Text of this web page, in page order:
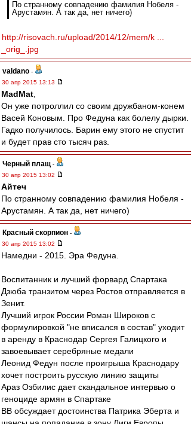
По странному совпадению фамилия Нобеля -
Арустамян. А так да, нет ничего)
http://risovach.ru/upload/2014/12/mem/k ...
_orig_.jpg
valdano -
30 апр 2015 13:13
MadMat
Он уже потроллил со своим дружбаном-конем
Васей Коновым. Про Федуна как болелу дырки.
Гадко получилось. Барин ему этого не спустит
и будет прав сто тысяч раз.
Черный плащ -
30 апр 2015 13:02
Айтеч
По странному совпадению фамилия Нобеля -
Арустамян. А так да, нет ничего)
Красный скорпион -
30 апр 2015 13:02
Намедни - 2015. Эра Федуна.
Воспитанник и лучший форвард Спартака
Дзюба транзитом через Ростов отправляется в
Зенит.
Лучший игрок России Роман Широков с
формулировкой "не вписался в состав" уходит
в аренду в Краснодар Сергея Галицкого и
завоевывает серебряные медали
Леонид Федун после проигрыша Краснодару
хочет построить русскую линию защиты
Араз Озбилис дает скандальное интервью о
геноциде армян в Спартаке
ВВ обсуждает достоинства Патрика Эберта и